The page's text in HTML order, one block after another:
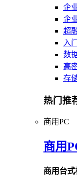
企
企
超
入
数
高
存
热门推
商用PC
商用
商用台式